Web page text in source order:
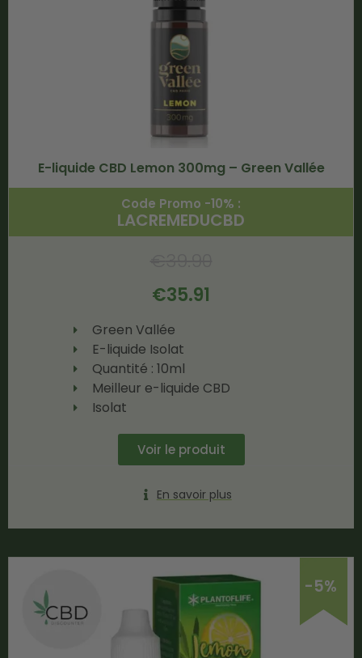
E-liquide CBD Lemon 300mg – Green Vallée
Code Promo -10% :
LACREMEDUCBD
€35.91
Green Vallée
E-liquide Isolat
Quantité : 10ml
Meilleur e-liquide CBD
Isolat
Voir le produit
En savoir plus
-5%